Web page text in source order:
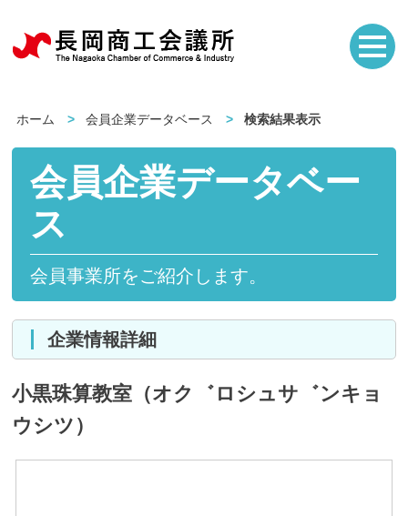
ホーム 会員企業データベース 検索結果表示
会員企業データベー
ス
会員事業所をご紹介します。
企業情報詳細
小黒珠算教室（オク゛ロシュサ゛ンキョ
ウシツ）